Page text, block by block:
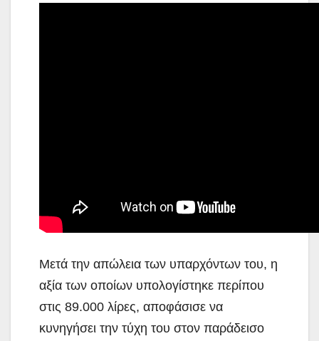
Μετά την απώλεια των υπαρχόντων του, η
αξία των οποίων υπολογίστηκε περίπου
στις 89.000 λίρες, αποφάσισε να
κυνηγήσει την τύχη του στον παράδεισο